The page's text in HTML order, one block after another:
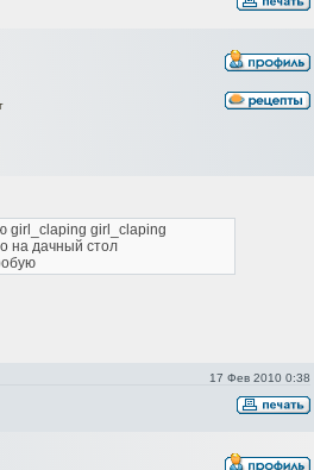
girl_claping girl_claping
на дачный стол
17 Фев 2010 0:38